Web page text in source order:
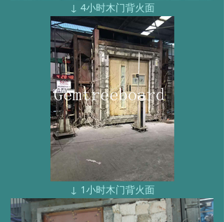
↓ 4小时木门背火面
↓ 1小时木门背火面